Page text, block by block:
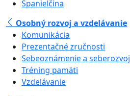
Španielčina
Osobný rozvoj a vzdelávanie
Komunikácia
Prezentačné zručnosti
Sebeoznámenie a seberozvoj
Tréning pamäti
Vzdelávanie